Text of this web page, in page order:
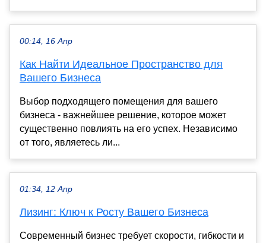
00:14, 16 Апр
Как Найти Идеальное Пространство для
Вашего Бизнеса
Выбор подходящего помещения для вашего
бизнеса - важнейшее решение, которое может
существенно повлиять на его успех. Независимо
от того, являетесь ли...
01:34, 12 Апр
Лизинг: Ключ к Росту Вашего Бизнеса
Современный бизнес требует скорости, гибкости и